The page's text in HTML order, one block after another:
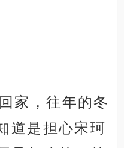
家，往年的冬
道是担心宋珂